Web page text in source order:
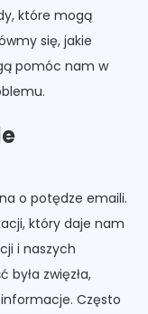
które mogą
się, jakie
pomóc nam w
o potędze emaili.
który daje nam
i naszych
zwięzła,
Często